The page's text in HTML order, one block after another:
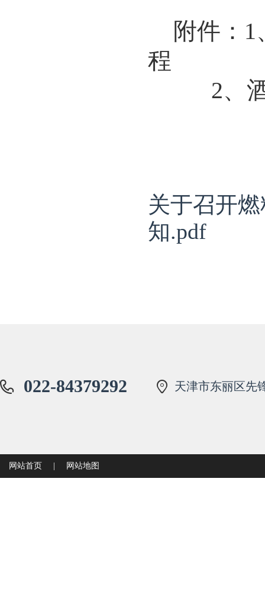
附件： 1
程
2、
关于召开
知.pdf
022-84379292 天津市东丽区先
网站首页 网站地图